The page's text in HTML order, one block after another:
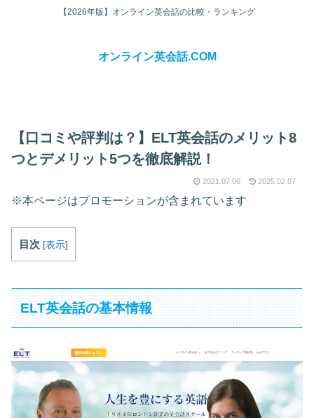
【2026年版】オンライン英会話の比較・ランキング
オンライン英会話.COM
【口コミや評判は？】ELT英会話のメリット8
つとデメリット5つを徹底解説！
2021.07.06 2025.02.07
※本ページはプロモーションが含まれています
目次 [表示]
ELT英会話の基本情報